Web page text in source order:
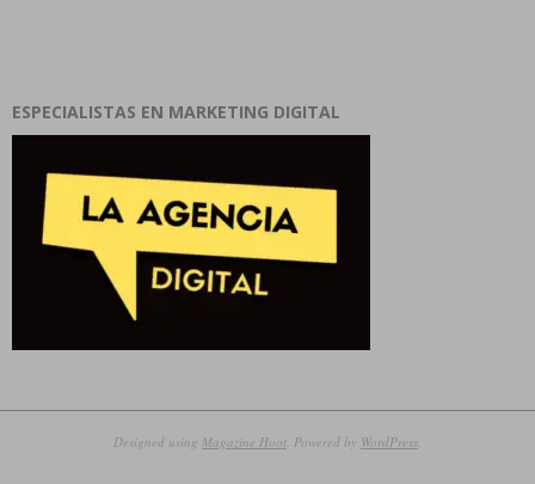
ESPECIALISTAS EN MARKETING DIGITAL
Designed using Magazine Hoot . Powered by WordPress